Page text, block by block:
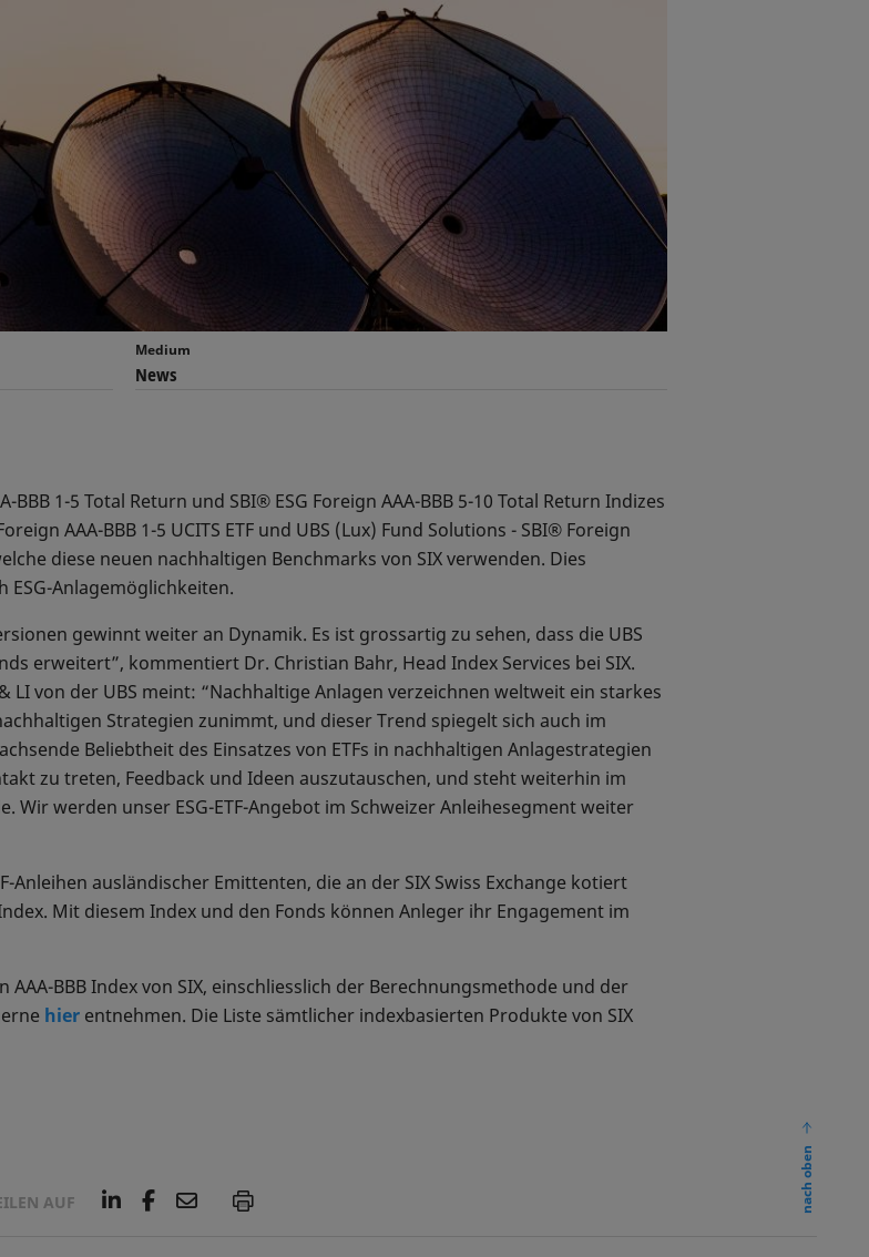
Medium
News
1-5 Total Return und SBI® ESG Foreign AAA-BBB 5-10 Total Return Indizes
AAA-BBB 1-5 UCITS ETF und UBS (Lux) Fund Solutions - SBI® Foreign
diese neuen nachhaltigen Benchmarks von SIX verwenden. Dies
Anlagemöglichkeiten.
gewinnt weiter an Dynamik. Es ist grossartig zu sehen, dass die UBS
erweitert”, kommentiert Dr. Christian Bahr, Head Index Services bei SIX.
LI von der UBS meint: “Nachhaltige Anlagen verzeichnen weltweit ein starkes
Strategien zunimmt, und dieser Trend spiegelt sich auch im
Beliebtheit des Einsatzes von ETFs in nachhaltigen Anlagestrategien
zu treten, Feedback und Ideen auszutauschen, und steht weiterhin im
werden unser ESG-ETF-Angebot im Schweizer Anleihesegment weiter
Anleihen ausländischer Emittenten, die an der SIX Swiss Exchange kotiert
Mit diesem Index und den Fonds können Anleger ihr Engagement im
BBB Index von SIX, einschliesslich der Berechnungsmethode und der
hier entnehmen. Die Liste sämtlicher indexbasierten Produkte von SIX
AUF
L
F
E
P
nach oben